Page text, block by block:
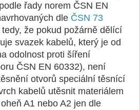
řady norem ČSN EN
dle ČSN 73
že pokud požárně dělící
svazek kabelů, který je od
odolnost proti šíření
ČSN EN 60332), není
otvorů speciální těsnící
kabelů utěsnit materiálem
A1 nebo A2 jen dle